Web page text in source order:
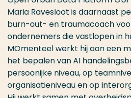
Maria Ravesloot is daarnaast
burn-out- en traumacoach
ondernemers die vastlopen in
MOmenteel werkt hij aan een
het bepalen van AI
persoonijke niveau, op
organisatieniveau en op